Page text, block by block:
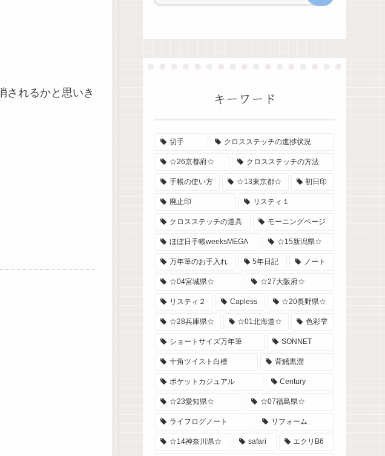
されるかと思いき
キーワード
切手 クロスステッチの進捗状況
☆26京都府☆ クロスステッチの方法
手帳の使い方 ☆13東京都☆ 初日印
廃止印 リスティ１
クロスステッチの道具 モーニングページ
ほぼ日手帳weeksMEGA ☆15新潟県☆
万年筆のお手入れ 5年日記 ノート
☆04宮城県☆ ☆27大阪府☆
リスティ２ Capless ☆20長野県☆
☆28兵庫県☆ ☆01北海道☆ 色彩雫
ショートサイズ万年筆 SONNET
十角ツイスト白檀 背鰭黒溜
ポケットカジュアル Century
☆23愛知県☆ ☆07福島県☆
ライフログノート リフォーム
☆14神奈川県☆ safari エクリB6